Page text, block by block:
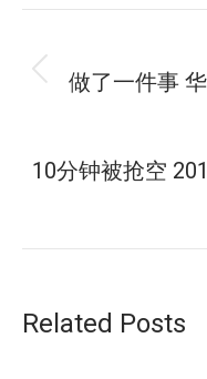
章
航
做了一件事
10分钟被抢空
Related Posts